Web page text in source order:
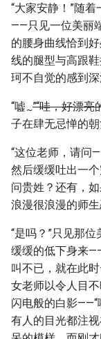
“大家安静！”随
——只见一位美丽
的腰身曲线恰到
线的腿型与高跟
珂不自觉的感到深
“嘘 ~”“哇，好漂
子在肆无忌惮的
“这位老师，请问
然后缓缓吐出一
问贵姓？还有，
浪漫很浪漫的师
“是吗？”只见那
缓缓的低下身来
叫不已，就在此
女老师以令人目
闪电般的白影——“
有人的目光都注